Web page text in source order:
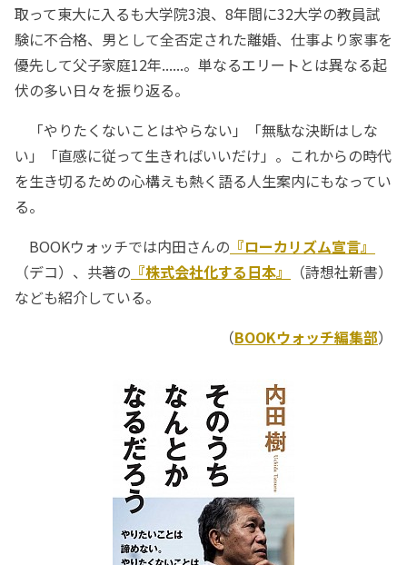
取って東大に入るも大学院3浪、8年間に32大学の教員試
験に不合格、男として全否定された離婚、仕事より家事を
優先して父子家庭12年......。単なるエリートとは異なる起
伏の多い日々を振り返る。
「やりたくないことはやらない」「無駄な決断はしな
い」「直感に従って生きればいいだけ」。これからの時代
を生き切るための心構えも熱く語る人生案内にもなってい
る。
BOOKウォッチでは内田さんの 『ローカリズム宣言』
（デコ）、共著の 『株式会社化する日本』
（詩想社新書）
なども紹介している。
（BOOKウォッチ編集部）